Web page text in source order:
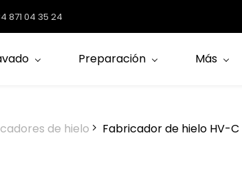
871 04 35 24
Preparación Más
de hielo Fabricador de hielo HV-C